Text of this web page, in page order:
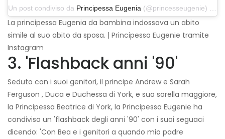
Un post condiviso da Principessa Eugenia (@princesseugenie) il 14 marzo 2019 alle 9:54 PDT
La principessa Eugenia da bambina indossava un abito
simile al suo abito da sposa. | Principessa Eugenie tramite
Instagram
3. 'Flashback anni '90'
Seduto con i suoi genitori, il principe Andrew e Sarah
Ferguson , Duca e Duchessa di York, e sua sorella maggiore,
la Principessa Beatrice di York, la Principessa Eugenie ha
condiviso un 'flashback degli anni '90' con i suoi seguaci
dicendo: 'Con Bea e i genitori a quando mio padre